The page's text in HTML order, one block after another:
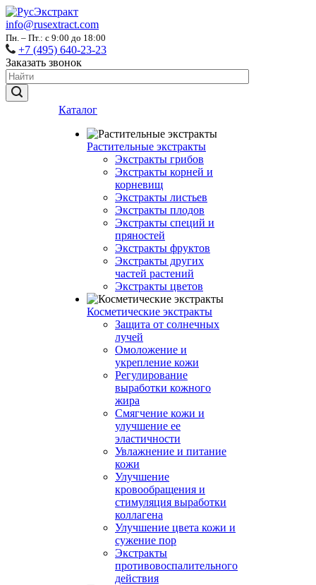
info@rusextract.com
Пн. – Пт.: с 9:00 до 18:00
+7 (495) 640-23-23
Заказать звонок
Каталог
Растительные экстракты
Экстракты грибов
Экстракты корней и
корневищ
Экстракты листьев
Экстракты плодов
Экстракты специй и
пряностей
Экстракты фруктов
Экстракты других
частей растений
Экстракты цветов
Косметические экстракты
Защита от солнечных
лучей
Омоложение и
укрепление кожи
Регулирование
выработки кожного
жира
Смягчение кожи и
улучшение ее
эластичности
Увлажнение и питание
кожи
Улучшение
кровообращения и
стимуляция выработки
коллагена
Улучшение цвета кожи и
сужение пор
Экстракты
противовоспалительного
действия